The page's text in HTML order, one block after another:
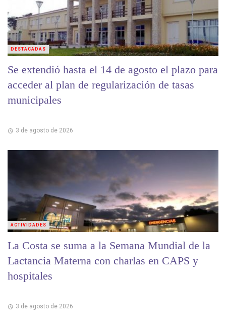
Se extendió hasta el 14 de agosto el plazo para
acceder al plan de regularización de tasas
municipales
3 de agosto de 2026
DESTACADAS
La Costa se suma a la Semana Mundial de la
Lactancia Materna con charlas en CAPS y
hospitales
3 de agosto de 2026
ACTIVIDADES